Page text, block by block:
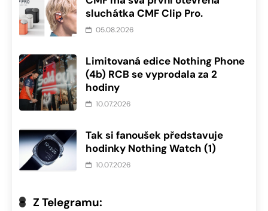
sluchátka CMF Clip Pro.
05.08.2026
Limitovaná edice Nothing Phone
(4b) RCB se vyprodala za 2
hodiny
10.07.2026
Tak si fanoušek představuje
hodinky Nothing Watch (1)
10.07.2026
Z Telegramu: